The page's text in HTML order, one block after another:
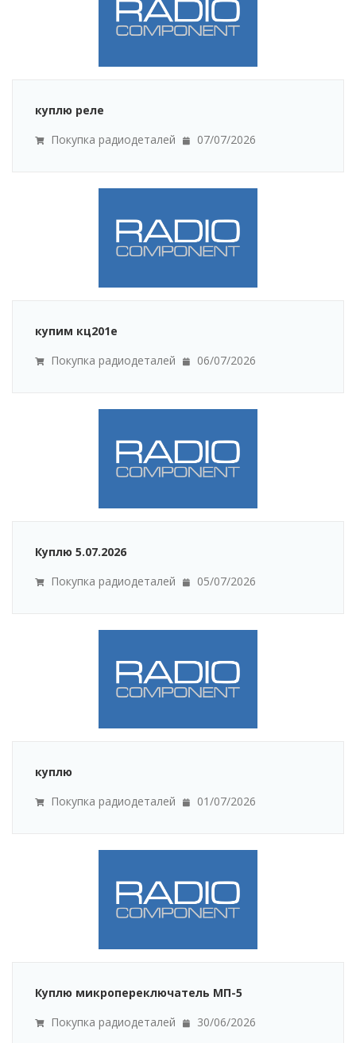
куплю реле
Покупка радиодеталей
07/07/2026
купим кц201е
Покупка радиодеталей
06/07/2026
Куплю 5.07.2026
Покупка радиодеталей
05/07/2026
куплю
Покупка радиодеталей
01/07/2026
Куплю микропереключатель МП-5
Покупка радиодеталей
30/06/2026